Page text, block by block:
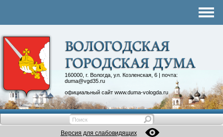
160000, г. Вологда, ул. Козленская, 6 | почта:
duma@vgd35.ru
официальный сайт www.duma-vologda.ru
Контакты
Депутатские объединения
Версия для слабовидящих